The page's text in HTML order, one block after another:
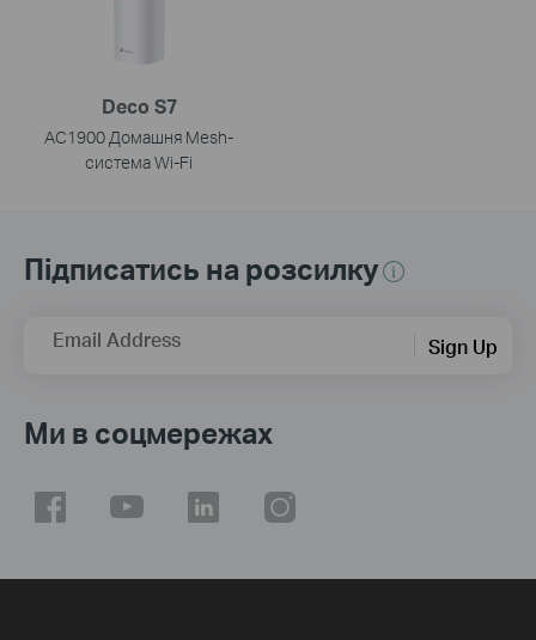
Deco S7
AC1900 Домашня Mesh-
система Wi-Fi
Підписатись на розсилку
Email Address Sign Up
Ми в соцмережах